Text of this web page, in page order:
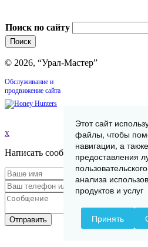
Поиск по сайту
© 2026, “Урал-Мастер”
Обслуживание и
продвижение сайта
x
Написать сообщение
Отправить
Этот сайт
файлы, чтобы
навигации, а
предоставления
анализа
продуктов и услуг
Принять